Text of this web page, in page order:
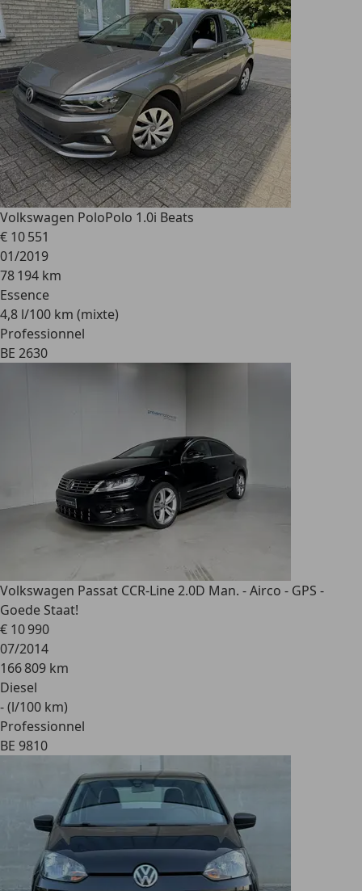
Volkswagen PoloPolo 1.0i Beats
€ 10 551
01/2019
78 194 km
Essence
4,8 l/100 km (mixte)
Professionnel
BE 2630
Volkswagen Passat CCR-Line 2.0D Man. - Airco - GPS -
Goede Staat!
€ 10 990
07/2014
166 809 km
Diesel
- (l/100 km)
Professionnel
BE 9810